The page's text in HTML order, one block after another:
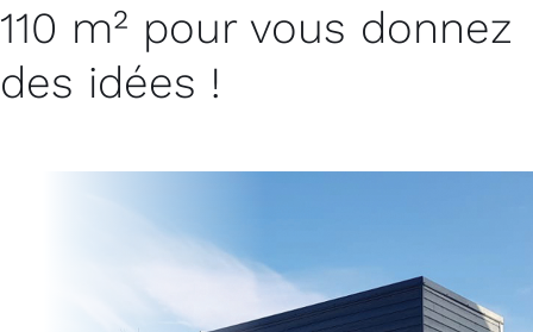
110 m² pour vous donnez
des idées !